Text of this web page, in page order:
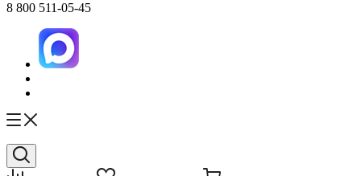
8 800 511-05-45